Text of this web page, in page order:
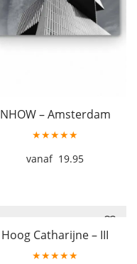
NHOW – Amsterdam
★★★★★
19.95
Hoog Catharijne – III
★★★★★